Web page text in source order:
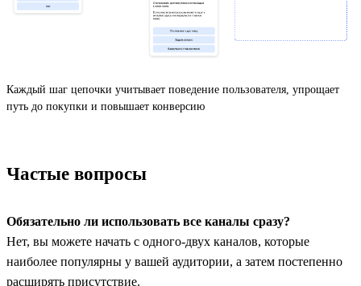
Каждый шаг цепочки учитывает поведение пользователя, упрощает
путь до покупки и повышает конверсию
Частые вопросы
Обязательно ли использовать все каналы сразу?
Нет, вы можете начать с одного-двух каналов, которые
наиболее популярны у вашей аудитории, а затем постепенно
расширять присутствие.